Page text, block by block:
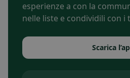
esperienze a con la
nelle liste e condividili con i
Scarica